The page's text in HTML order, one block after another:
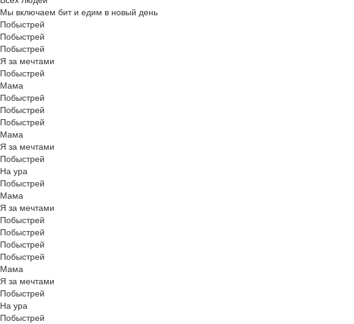
Мы включаем бит и едим в новый день
Побыстрей
Побыстрей
Побыстрей
Я за мечтами
Побыстрей
Мама
Побыстрей
Побыстрей
Побыстрей
Мама
Я за мечтами
Побыстрей
На ура
Побыстрей
Мама
Я за мечтами
Побыстрей
Побыстрей
Побыстрей
Побыстрей
Мама
Я за мечтами
Побыстрей
На ура
Побыстрей